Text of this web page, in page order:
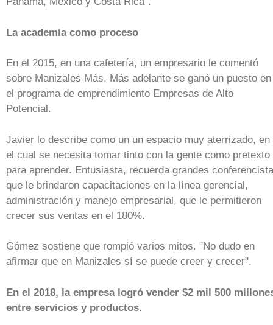
La academia como proceso
En el 2015, en una cafetería, un empresario le comentó
sobre Manizales Más. Más adelante se ganó un puesto en
el programa de emprendimiento Empresas de Alto
Potencial.
Javier lo describe como un un espacio muy aterrizado, en
el cual se necesita tomar tinto con la gente como pretexto
para aprender. Entusiasta, recuerda grandes
que le brindaron capacitaciones en la línea gerencial,
administración y manejo empresarial, que le permitieron
crecer sus ventas en el 180%.
Gómez sostiene que rompió varios mitos. "No dudo en
afirmar que en Manizales sí se puede creer y crecer".
En el 2018, la empresa logró vender $2 mil 500
entre servicios y productos.